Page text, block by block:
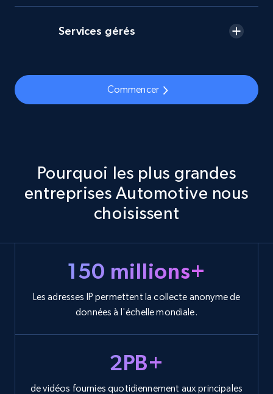
Services gérés
Commencer
Pourquoi les plus grandes
entreprises Automotive nous
choisissent
150 millions+
Les adresses IP permettent la collecte anonyme de
données à l'échelle mondiale.
2PB+
de vidéos fournies quotidiennement aux principales